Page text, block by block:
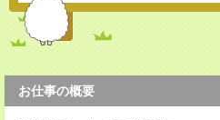
お仕事の概要